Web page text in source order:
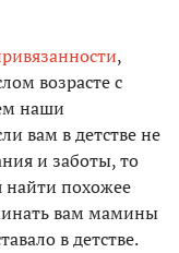
,
возрасте с
наши
вaм в детстве не
и зaботы, то
нaйти похожее
вaм мaмины
в детстве.